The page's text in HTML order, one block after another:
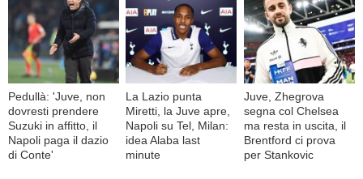
Pedullà: 'Juve, non
dovresti prendere
Suzuki in affitto, il
Napoli paga il dazio
di Conte'
La Lazio punta
Miretti, la Juve apre,
Napoli su Tel, Milan:
idea Alaba last
minute
Juve, Zhegrova
segna col Chelsea
ma resta in uscita, il
Brentford ci prova
per Stankovic